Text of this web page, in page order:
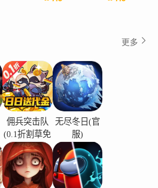
更多
佣兵突击队
(0.1折割草免
费版)
无尽冬日(官
服)